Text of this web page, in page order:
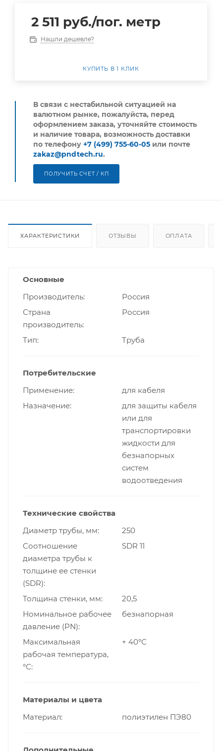
2 511 руб./пог. метр
Нашли дешевле?
КУПИТЬ В 1 КЛИК
В связи с нестабильной ситуацией на
валютном рынке, пожалуйста, перед
оформлением заказа, уточняйте стоимость
и наличие товара, возможность доставки
по телефону +7 (499) 755-60-05 или почте
zakaz@pndtech.ru.
ПОЛУЧИТЬ СЧЕТ / КП
ХАРАКТЕРИСТИКИ ОТЗЫВЫ ОПЛАТА
Основные
Производитель
Россия
Страна
производитель
Россия
Тип Труба
Потребительские
Применение
для кабеля
Назначение
для защиты кабеля
или для
транспортировки
жидкости для
безнапорных
систем
водоотведения
Технические свойства
Диаметр трубы, мм
250
Cоотношение
диаметра трубы к
толщине ее стенки
(SDR)
SDR 11
Толщина стенки, мм
20,5
Номинальное рабочее
давление (PN)
безнапорная
Максимальная
рабочая температура,
°С
+ 40°С
Материалы и цвета
Материал
полиэтилен ПЭ80